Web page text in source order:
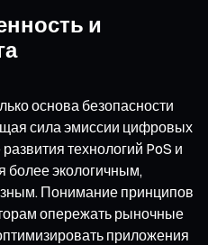
и
основа безопасности
сила эмиссии цифровых
технологий PoS и
более экологичным,
Понимание принципов
опережать рыночные
приложения